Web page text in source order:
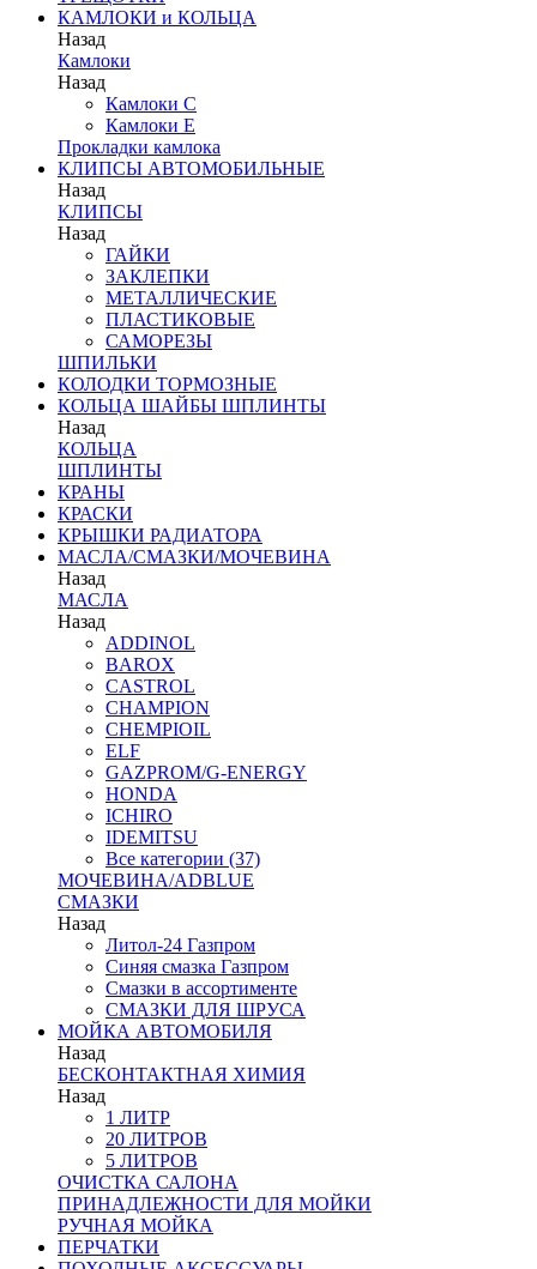
КАМЛОКИ и КОЛЬЦА
Назад
Камлоки
Назад
Камлоки C
Камлоки Е
Прокладки камлока
КЛИПСЫ АВТОМОБИЛЬНЫЕ
Назад
КЛИПСЫ
Назад
ГАЙКИ
ЗАКЛЕПКИ
МЕТАЛЛИЧЕСКИЕ
ПЛАСТИКОВЫЕ
САМОРЕЗЫ
ШПИЛЬКИ
КОЛОДКИ ТОРМОЗНЫЕ
КОЛЬЦА ШАЙБЫ ШПЛИНТЫ
Назад
КОЛЬЦА
ШПЛИНТЫ
КРАНЫ
КРАСКИ
КРЫШКИ РАДИАТОРА
МАСЛА/СМАЗКИ/МОЧЕВИНА
Назад
МАСЛА
Назад
ADDINOL
BAROX
CASTROL
CHAMPION
CHEMPIOIL
ELF
GAZPROM/G-ENERGY
HONDA
ICHIRO
IDEMITSU
Все категории (37)
МОЧЕВИНА/ADBLUE
СМАЗКИ
Назад
Литол-24 Газпром
Синяя смазка Газпром
Смазки в ассортименте
СМАЗКИ ДЛЯ ШРУСА
МОЙКА АВТОМОБИЛЯ
Назад
БЕСКОНТАКТНАЯ ХИМИЯ
Назад
1 ЛИТР
20 ЛИТРОВ
5 ЛИТРОВ
ОЧИСТКА САЛОНА
ПРИНАДЛЕЖНОСТИ ДЛЯ МОЙКИ
РУЧНАЯ МОЙКА
ПЕРЧАТКИ